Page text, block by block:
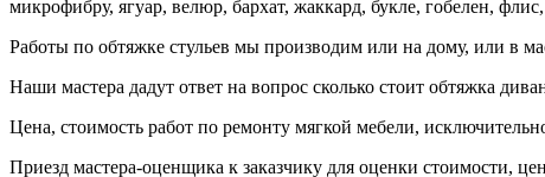
микрофибру, ягуар, велюр, бархат, жаккард, букле, гобелен,
Работы по обтяжке стульев мы производим или на дому, или в
Наши мастера дадут ответ на вопрос сколько стоит обтяжка
Цена, стоимость работ по ремонту мягкой мебели,
Приезд мастера-оценщика к заказчику для оценки стоимости,